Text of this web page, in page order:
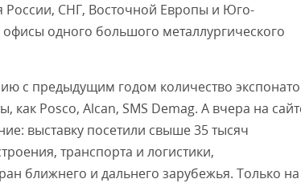
России, СНГ, Восточной Европы и Юго-
одного большого металлургического
с предыдущим годом количество
как Posco, Alcan, SMS Demag. А вчера на
выставку посетили свыше 35 тысяч
транспорта и логистики,
ближнего и дальнего зарубежья. Только на